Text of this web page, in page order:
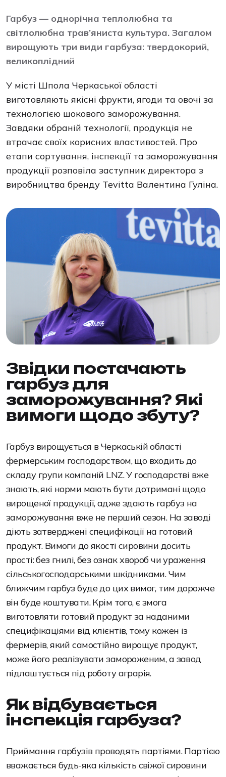
Гарбуз — однорічна теплолюбна та
світлолюбна трав’яниста культура. Загалом
вирощують три види гарбуза: твердокорий,
великоплідний
У місті Шпола Черкаської області
виготовляють якісні фрукти, ягоди та овочі за
технологією шокового заморожування.
Завдяки обраній технології, продукція не
втрачає своїх корисних властивостей. Про
етапи сортування, інспекції та заморожування
продукції розповіла заступник директора з
виробництва бренду Tevitta Валентина Гуліна.
Звідки постачають
гарбуз для
заморожування? Які
вимоги щодо збуту?
Гарбуз вирощується в Черкаській області
фермерським господарством, що входить до
складу групи компаній LNZ. У господарстві вже
знають, які норми мають бути дотримані щодо
вирощеної продукції, адже здають гарбуз на
заморожування вже не перший сезон. На заводі
діють затверджені специфікації на готовий
продукт. Вимоги до якості сировини досить
прості: без гнилі, без ознак хвороб чи ураження
сільськогосподарськими шкідниками. Чим
ближчим гарбуз буде до цих вимог, тим дорожче
він буде коштувати. Крім того, є змога
виготовляти готовий продукт за наданими
специфікаціями від клієнтів, тому кожен із
фермерів, який самостійно вирощує продукт,
може його реалізувати замороженим, а завод
підлаштується під роботу аграрія.
Як відбувається
інспекція гарбуза?
Приймання гарбузів проводять партіями. Партією
вважається будь-яка кількість свіжої сировини